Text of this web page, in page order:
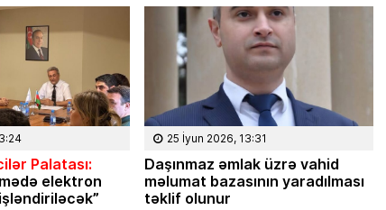
Palatası:
elektron
25 İyun 2026, 13:31
Daşınmaz əmlak üzrə vahid
məlumat bazasının yaradılması
təklif olunur